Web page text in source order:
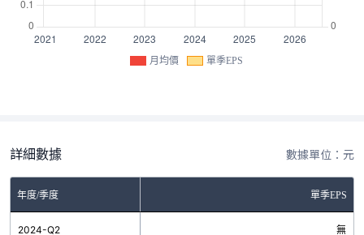
月均價 單季EPS
詳細數據 數據單位：元
年度/季度 單季EPS
2024-Q2 無